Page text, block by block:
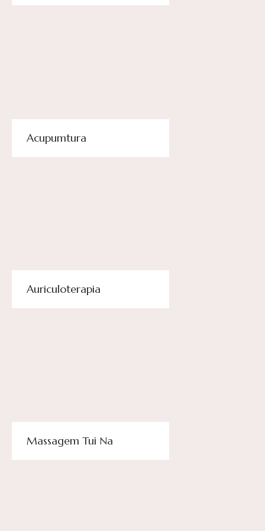
Acupumtura
Auriculoterapia
Massagem Tui Na